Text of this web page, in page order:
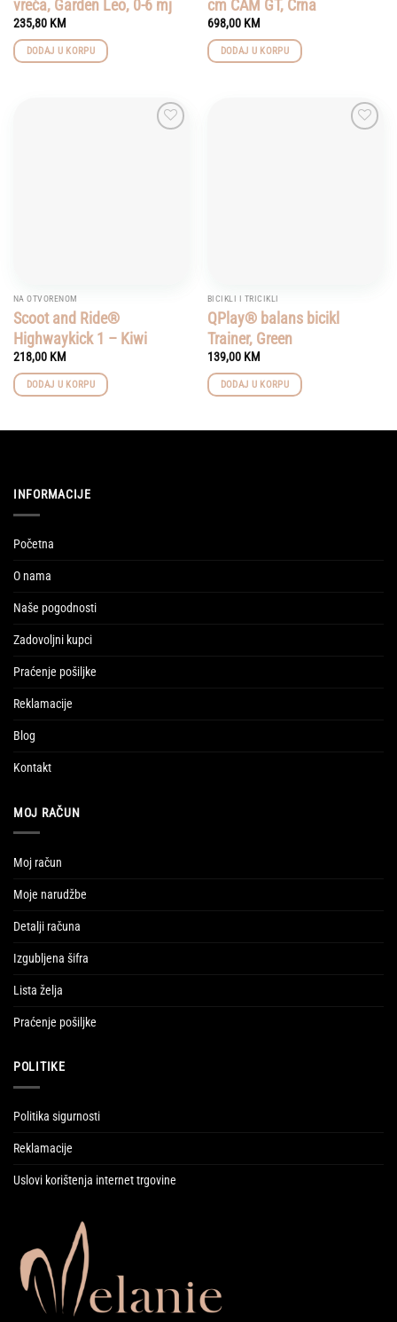
vreća, Garden Leo, 0-6 mj
235,80 KM
DODAJ U KORPU
cm CAM GT, Crna
698,00 KM
DODAJ U KORPU
NA OTVORENOM
Scoot and Ride®
Highwaykick 1 – Kiwi
218,00 KM
DODAJ U KORPU
BICIKLI I TRICIKLI
QPlay® balans bicikl
Trainer, Green
139,00 KM
DODAJ U KORPU
INFORMACIJE
Početna
O nama
Naše pogodnosti
Zadovoljni kupci
Praćenje pošiljke
Reklamacije
Blog
Kontakt
MOJ RAČUN
Moj račun
Moje narudžbe
Detalji računa
Izgubljena šifra
Lista želja
Praćenje pošiljke
POLITIKE
Politika sigurnosti
Reklamacije
Uslovi korištenja internet trgovine